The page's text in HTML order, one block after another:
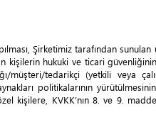
Şirketimiz tarafından sunulan
kişilerin hukuki ve ticari
tedarikçi (yetkili veya
politikalarının
kişilere, KVKK’nın 8. ve 9.